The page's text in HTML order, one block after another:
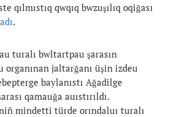
qılmıstıq qwqıq bwzuşılıq oqiğası
.
turalı bwltartpau şarasın
organınan jaltarğanı üşin izdeu
baylanıstı Ağadilge
qamauğa auıstırıldı.
mindetti türde orındaluı turalı